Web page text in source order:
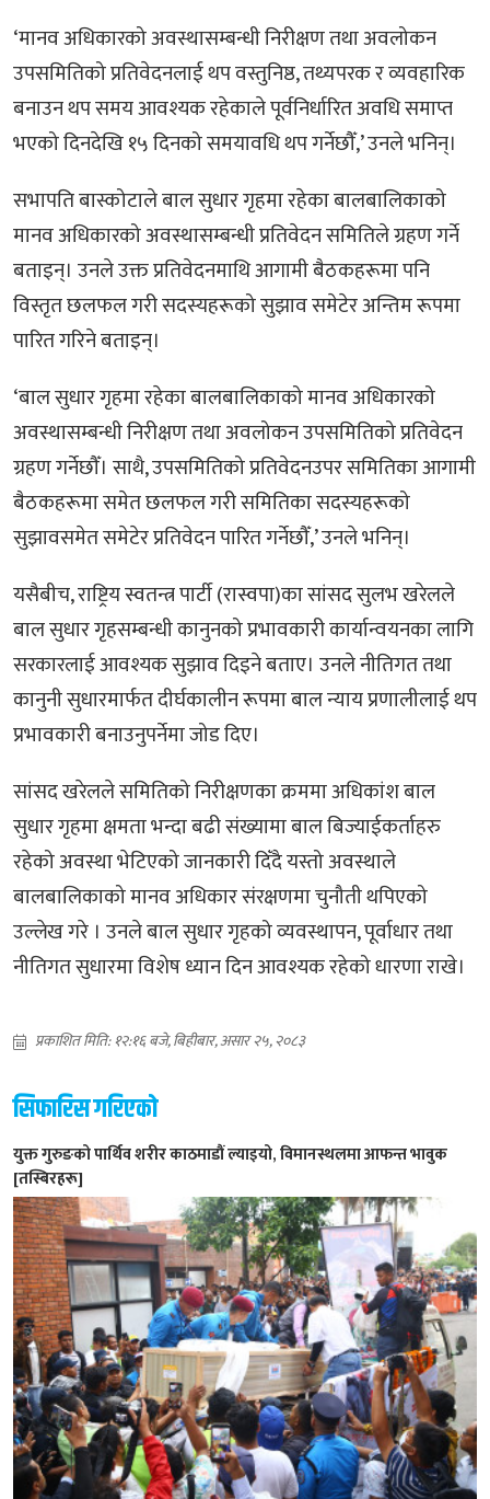
‘मानव अधिकारको अवस्थासम्बन्धी निरीक्षण तथा अवलोकन
उपसमितिको प्रतिवेदनलाई थप वस्तुनिष्ठ, तथ्यपरक र व्यवहारिक
बनाउन थप समय आवश्यक रहेकाले पूर्वनिर्धारित अवधि समाप्त
भएको दिनदेखि १५ दिनको समयावधि थप गर्नेछौँ,’ उनले भनिन्।
सभापति बास्कोटाले बाल सुधार गृहमा रहेका बालबालिकाको
मानव अधिकारको अवस्थासम्बन्धी प्रतिवेदन समितिले ग्रहण गर्ने
बताइन्। उनले उक्त प्रतिवेदनमाथि आगामी बैठकहरूमा पनि
विस्तृत छलफल गरी सदस्यहरूको सुझाव समेटेर अन्तिम रूपमा
पारित गरिने बताइन्।
‘बाल सुधार गृहमा रहेका बालबालिकाको मानव अधिकारको
अवस्थासम्बन्धी निरीक्षण तथा अवलोकन उपसमितिको प्रतिवेदन
ग्रहण गर्नेछौँ। साथै, उपसमितिको प्रतिवेदनउपर समितिका आगामी
बैठकहरूमा समेत छलफल गरी समितिका सदस्यहरूको
सुझावसमेत समेटेर प्रतिवेदन पारित गर्नेछौँ,’ उनले भनिन्।
यसैबीच, राष्ट्रिय स्वतन्त्र पार्टी (रास्वपा)का सांसद सुलभ खरेलले
बाल सुधार गृहसम्बन्धी कानुनको प्रभावकारी कार्यान्वयनका लागि
सरकारलाई आवश्यक सुझाव दिइने बताए। उनले नीतिगत तथा
कानुनी सुधारमार्फत दीर्घकालीन रूपमा बाल न्याय प्रणालीलाई थप
प्रभावकारी बनाउनुपर्नेमा जोड दिए।
सांसद खरेलले समितिको निरीक्षणका क्रममा अधिकांश बाल
सुधार गृहमा क्षमता भन्दा बढी संख्यामा बाल बिज्याईकर्ताहरु
रहेको अवस्था भेटिएको जानकारी दिँदै यस्तो अवस्थाले
बालबालिकाको मानव अधिकार संरक्षणमा चुनौती थपिएको
उल्लेख गरे । उनले बाल सुधार गृहको व्यवस्थापन, पूर्वाधार तथा
नीतिगत सुधारमा विशेष ध्यान दिन आवश्यक रहेको धारणा राखे।
प्रकाशित मिति: १२:१६ बजे, बिहीबार, असार २५, २०८३
सिफारिस गरिएको
युक्त गुरुङको पार्थिव शरीर काठमाडौं ल्याइयो, विमानस्थलमा आफन्त भावुक
[तस्बिरहरू]